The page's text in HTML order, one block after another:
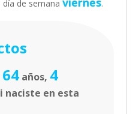
de semana
.
64 años, 4
naciste en esta